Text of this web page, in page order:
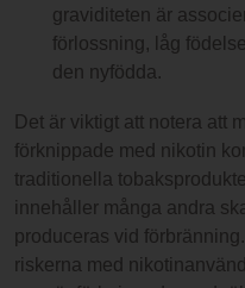
graviditeten är
förlossning, låg
den nyfödda.
Det är viktigt att notera att
förknippade med nikotin
traditionella
innehåller många andra
produceras vid
riskerna med